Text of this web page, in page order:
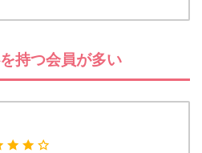
持つ会員が多い